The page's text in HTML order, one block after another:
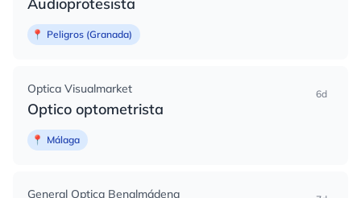
📍 Peligros (Granada)
Optica Visualmarket
Optico optometrista
6d
📍 Málaga
General Optica Benalmádena